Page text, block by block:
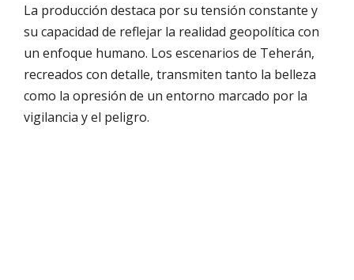
La producción destaca por su tensión constante y
su capacidad de reflejar la realidad geopolítica con
un enfoque humano. Los escenarios de Teherán,
recreados con detalle, transmiten tanto la belleza
como la opresión de un entorno marcado por la
vigilancia y el peligro.